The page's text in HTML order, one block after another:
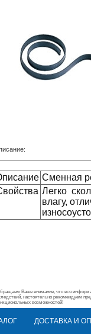
Сменная
Легко
влагу,
Ваше внимание, что вся
настоятельно рекомендуем
возможностей!
ДОСТАВКА И